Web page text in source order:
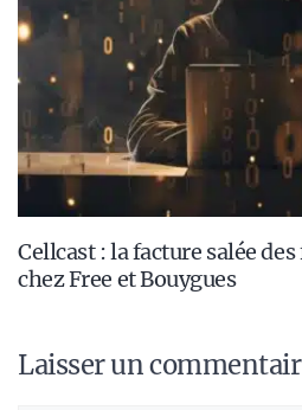
Cellcast : la facture salée
chez Free et Bouygues
Laisser un